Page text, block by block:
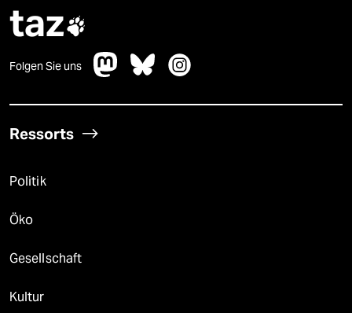
taz
Folgen Sie uns
Ressorts
Politik
Öko
Gesellschaft
Kultur